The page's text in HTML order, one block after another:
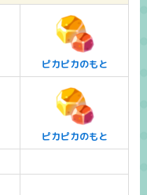
ピカピカのもと
ピカピカのもと